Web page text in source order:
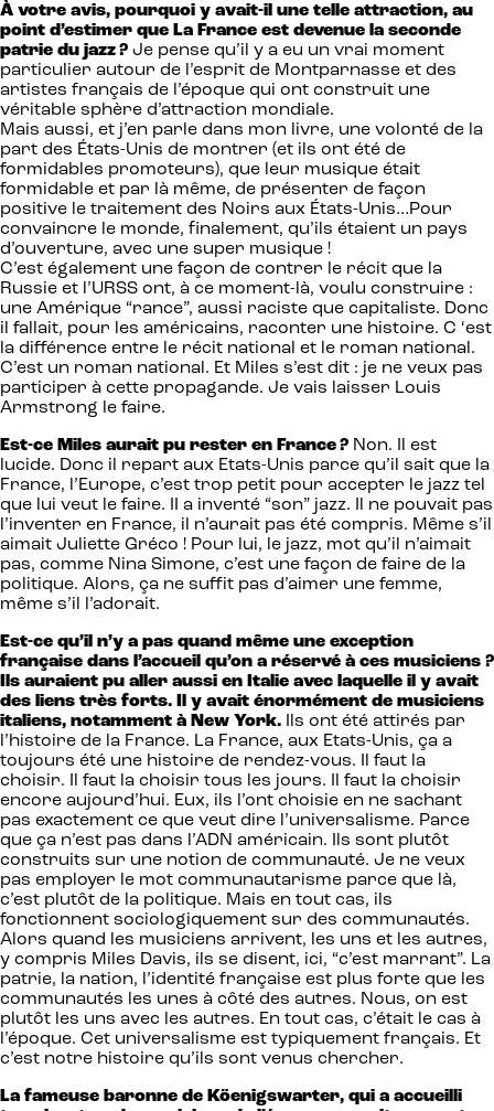
À votre avis, pourquoi y avait-il une telle attraction, au
point d’estimer que La France est devenue la seconde
patrie du jazz ? Je pense qu’il y a eu un vrai moment
particulier autour de l’esprit de Montparnasse et des
artistes français de l’époque qui ont construit une
véritable sphère d’attraction mondiale.
Mais aussi, et j’en parle dans mon livre, une volonté de la
part des États-Unis de montrer (et ils ont été de
formidables promoteurs), que leur musique était
formidable et par là même, de présenter de façon
positive le traitement des Noirs aux États-Unis…Pour
convaincre le monde, finalement, qu’ils étaient un pays
d’ouverture, avec une super musique !
C’est également une façon de contrer le récit que la
Russie et l’URSS ont, à ce moment-là, voulu construire :
une Amérique “rance”, aussi raciste que capitaliste. Donc
il fallait, pour les américains, raconter une histoire. C ‘est
la différence entre le récit national et le roman national.
C’est un roman national. Et Miles s’est dit : je ne veux pas
participer à cette propagande. Je vais laisser Louis
Armstrong le faire.
Est-ce Miles aurait pu rester en France ? Non. Il est
lucide. Donc il repart aux Etats-Unis parce qu’il sait que la
France, l’Europe, c’est trop petit pour accepter le jazz tel
que lui veut le faire. II a inventé “son” jazz. Il ne pouvait pas
l’inventer en France, il n’aurait pas été compris. Même s’il
aimait Juliette Gréco ! Pour lui, le jazz, mot qu’il n’aimait
pas, comme Nina Simone, c’est une façon de faire de la
politique. Alors, ça ne suffit pas d’aimer une femme,
même s’il l’adorait.
Est-ce qu’il n’y a pas quand même une exception
française dans l’accueil qu’on a réservé à ces musiciens ?
Ils auraient pu aller aussi en Italie avec laquelle il y avait
des liens très forts. Il y avait énormément de musiciens
italiens, notamment à New York.
Ils ont été attirés par
l’histoire de la France. La France, aux Etats-Unis, ça a
toujours été une histoire de rendez-vous. Il faut la
choisir. Il faut la choisir tous les jours. Il faut la choisir
encore aujourd’hui. Eux, ils l’ont choisie en ne sachant
pas exactement ce que veut dire l’universalisme. Parce
que ça n’est pas dans l’ADN américain. Ils sont plutôt
construits sur une notion de communauté. Je ne veux
pas employer le mot communautarisme parce que là,
c’est plutôt de la politique. Mais en tout cas, ils
fonctionnent sociologiquement sur des communautés.
Alors quand les musiciens arrivent, les uns et les autres,
y compris Miles Davis, ils se disent, ici, “c’est marrant”. La
patrie, la nation, l’identité française est plus forte que les
communautés les unes à côté des autres. Nous, on est
plutôt les uns avec les autres. En tout cas, c’était le cas à
l’époque. Cet universalisme est typiquement français. Et
c’est notre histoire qu’ils sont venus chercher.
La fameuse baronne de Köenigswarter, qui a accueilli